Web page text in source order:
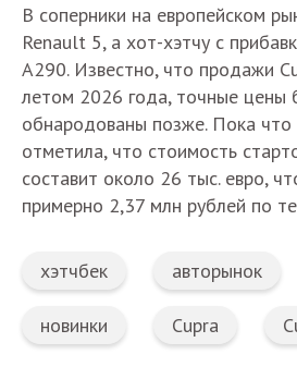
В соперники на европейском
Renault 5, а хот-хэтчу с
A290. Известно, что продажи
летом 2026 года, точные цены
обнародованы позже. Пока
отметила, что стоимость
составит около 26 тыс. евро,
примерно 2,37 млн рублей по
хэтчбек авторынок
новинки Cupra